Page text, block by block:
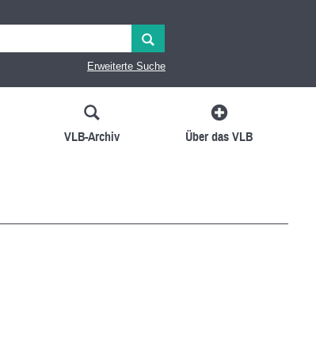
Erweiterte Suche
VLB-Archiv Über das VLB